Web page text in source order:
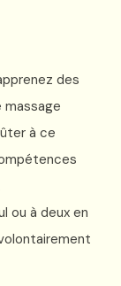
des
à ce
ou à deux en